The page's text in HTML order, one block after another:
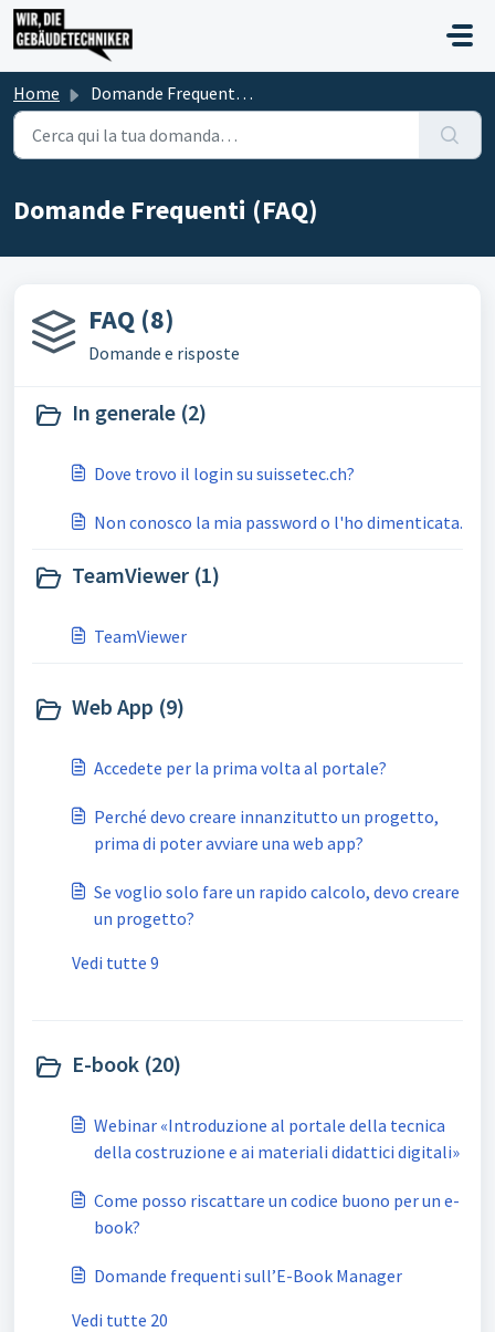
Salta al contenuto principale
Home Domande Frequenti (FAQ)
Domande Frequenti (FAQ)
FAQ (8)
Domande e risposte
In generale (2)
Dove trovo il login su suissetec.ch?
Non conosco la mia password o l'ho dimenticata.
TeamViewer (1)
TeamViewer
Web App (9)
Accedete per la prima volta al portale?
Perché devo creare innanzitutto un progetto,
prima di poter avviare una web app?
Se voglio solo fare un rapido calcolo, devo creare
un progetto?
Vedi tutte 9
E-book (20)
Webinar «Introduzione al portale della tecnica
della costruzione e ai materiali didattici digitali»
Come posso riscattare un codice buono per un e-
book?
Domande frequenti sull’E-Book Manager
Vedi tutte 20